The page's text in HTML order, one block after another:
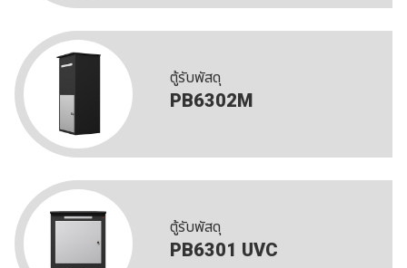
ตู้รับพัสดุ
PB6302M
ตู้รับพัสดุ
PB6301 UVC